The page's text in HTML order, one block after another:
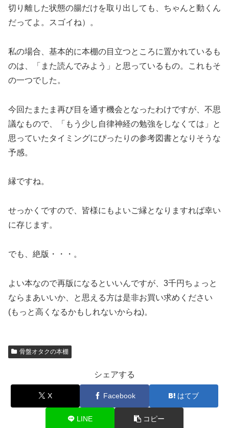
切り離した状態の腸だけを取り出しても、ちゃんと動くん
だってよ。スゴイね）。
私の場合、基本的に本棚の目立つところに置かれているも
のは、「また読んでみよう」と思っているもの。これもそ
の一つでした。
今回たまたま再び目を通す機会となったわけですが、不思
議なもので、「もう少し自律神経の勉強をしなくては」と
思っていたタイミングにぴったりの参考図書となりそうな
予感。
縁ですね。
せっかくですので、皆様にもよいご縁となりますれば幸い
に存じます。
でも、絶版・・・。
よい本なので再版になるといいんですが、3千円ちょっと
ならまあいいか、と思える方は是非お買い求めください
(もっと高くなるかもしれないからね)。
骨盤オタクの本棚
シェアする
X Facebook はてブ
LINE コピー